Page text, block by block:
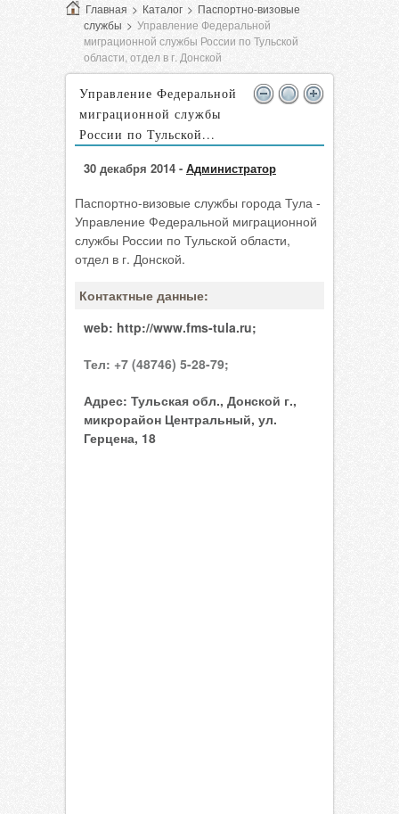
Главная > Каталог > Паспортно-визовые
службы > Управление Федеральной
миграционной службы России по Тульской
области, отдел в г. Донской
Управление Федеральной
миграционной службы
России по Тульской...
30 декабря 2014 - Администратор
Паспортно-визовые службы города Тула -
Управление Федеральной миграционной
службы России по Тульской области,
отдел в г. Донской.
Контактные данные:
web: http://www.fms-tula.ru;
Тел: +7 (48746) 5-28-79;
Адрес: Тульская обл., Донской г.,
микрорайон Центральный, ул.
Герцена, 18